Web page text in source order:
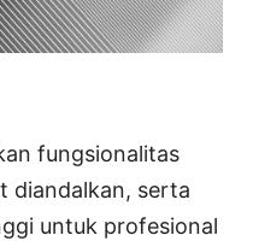
fungsionalitas
diandalkan, serta
untuk profesional